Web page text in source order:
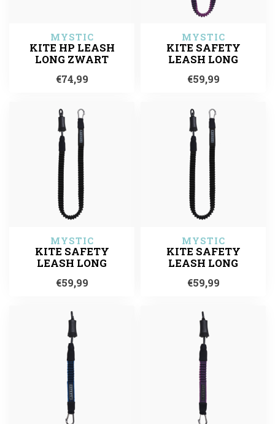
MYSTIC
KITE HP LEASH
LONG ZWART
€74,99
MYSTIC
KITE SAFETY
LEASH LONG
€59,99
MYSTIC
KITE SAFETY
LEASH LONG
€59,99
MYSTIC
KITE SAFETY
LEASH LONG
€59,99